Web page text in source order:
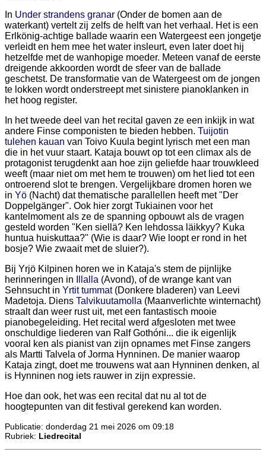
In Under strandens granar (Onder de bomen aan de
waterkant) vertelt zij zelfs de helft van het verhaal. Het is een
Erlkönig-achtige ballade waarin een Watergeest een jongetje
verleidt en hem mee het water insleurt, even later doet hij
hetzelfde met de wanhopige moeder. Meteen vanaf de eerste
dreigende akkoorden wordt de sfeer van de ballade
geschetst. De transformatie van de Watergeest om de jongen
te lokken wordt onderstreept met sinistere pianoklanken in
het hoog register.
In het tweede deel van het recital gaven ze een inkijk in wat
andere Finse componisten te bieden hebben. Tuijotin
tulehen kauan van Toivo Kuula begint lyrisch met een man
die in het vuur staart. Kataja bouwt op tot een climax als de
protagonist terugdenkt aan hoe zijn geliefde haar trouwkleed
weeft (maar niet om met hem te trouwen) om het lied tot een
ontroerend slot te brengen. Vergelijkbare dromen horen we
in Yö (Nacht) dat thematische parallellen heeft met "Der
Doppelgänger". Ook hier zorgt Tukiainen voor het
kantelmoment als ze de spanning opbouwt als de vragen
gesteld worden "Ken siellä? Ken lehdossa läikkyy? Kuka
huntua huiskuttaa?" (Wie is daar? Wie loopt er rond in het
bosje? Wie zwaait met de sluier?).
Bij Yrjö Kilpinen horen we in Kataja's stem de pijnlijke
herinneringen in
Illalla (Avond), of de wrange kant van
Sehnsucht in Yrtit tummat(Donkere bladeren) van Leevi
Madetoja. Diens Talvikuutamolla (Maanverlichte winternacht)
straalt dan weer rust uit, met een fantastisch mooie
pianobegeleiding. Het recital werd afgesloten met twee
onschuldige liederen van Ralf Gothóni... die ik eigenlijk
vooral ken als pianist van zijn opnames met Finse zangers
als Martti Talvela of Jorma Hynninen. De manier waarop
Kataja zingt, doet me trouwens wat aan Hynninen denken, al
is Hynninen nog iets rauwer in zijn expressie.
Hoe dan ook, het was een recital dat nu al tot de
hoogtepunten van dit festival gerekend kan worden.
Publicatie: donderdag 21 mei 2026 om 09:18
Rubriek: Liedrecital